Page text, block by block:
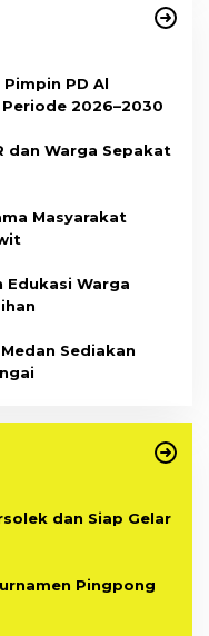
PD Al
2026–2030
dan Warga Sepakat
Masyarakat
Edukasi Warga
Sediakan
dan Siap Gelar
Pingpong